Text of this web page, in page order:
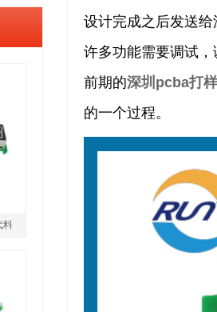
设计完成之后发送
许多功能需要调试
前期的深圳pcba打样
的一个过程。
料